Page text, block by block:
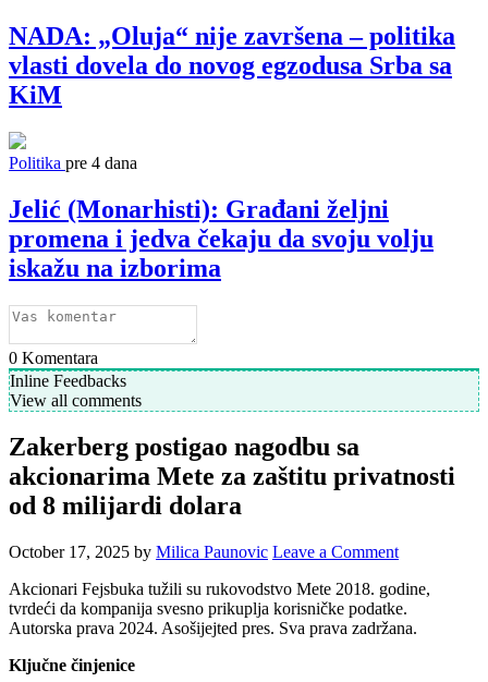
NADA: „Oluja“ nije završena – politika
vlasti dovela do novog egzodusa Srba sa
KiM
Politika pre 4 dana
Jelić (Monarhisti): Građani željni
promena i jedva čekaju da svoju volju
iskažu na izborima
0 Komentara
Inline Feedbacks
View all comments
Zakerberg postigao nagodbu sa
akcionarima Mete za zaštitu privatnosti
od 8 milijardi dolara
October 17, 2025 by Milica Paunovic Leave a Comment
Akcionari Fejsbuka tužili su rukovodstvo Mete 2018. godine,
tvrdeći da kompanija svesno prikuplja korisničke podatke.
Autorska prava 2024. Asošijejted pres. Sva prava zadržana.
Ključne činjenice